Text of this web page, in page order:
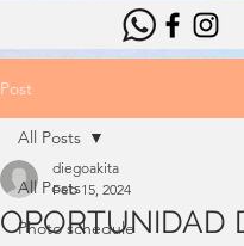
Post
All Posts
Photo schedule
All Posts
OPORTUNIDAD
diegoakita
Feb 15, 2024